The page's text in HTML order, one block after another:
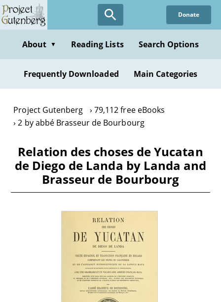
Skip
to
content
Donate
About ▼ Reading Lists Search Options
Frequently Downloaded Main Categories
Project Gutenberg
79,112 free eBooks
2 by abbé Brasseur de Bourbourg
Relation des choses de Yucatan
de Diego de Landa by Landa and
Brasseur de Bourbourg